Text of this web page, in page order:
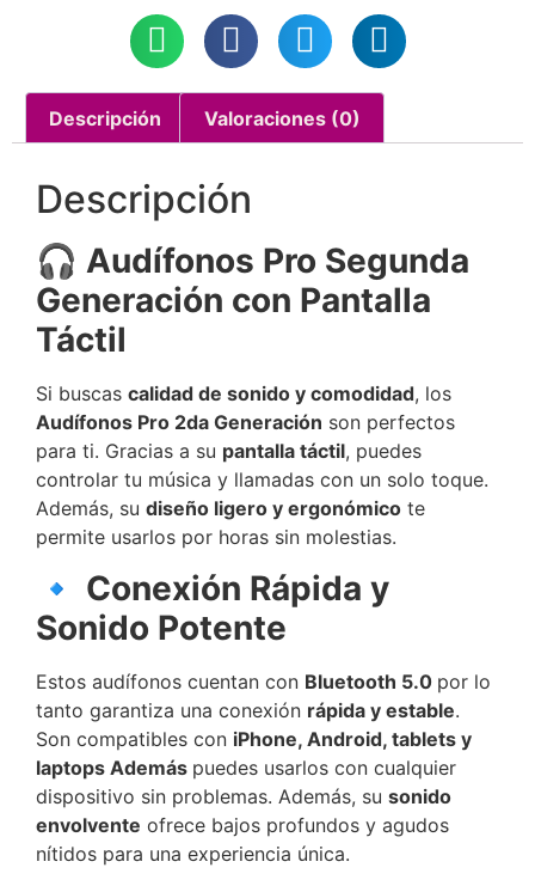
Descripción Valoraciones (0)
Descripción
🎧 Audífonos Pro Segunda
Generación con Pantalla
Táctil
Si buscas calidad de sonido y comodidad, los
Audífonos Pro 2da Generación son perfectos
para ti. Gracias a su pantalla táctil, puedes
controlar tu música y llamadas con un solo toque.
Además, su diseño ligero y ergonómico te
permite usarlos por horas sin molestias.
🔹 Conexión Rápida y
Sonido Potente
Estos audífonos cuentan con Bluetooth 5.0 por lo
tanto garantiza una conexión rápida y estable.
Son compatibles con iPhone, Android, tablets y
laptops Además puedes usarlos con cualquier
dispositivo sin problemas. Además, su sonido
envolvente ofrece bajos profundos y agudos
nítidos para una experiencia única.